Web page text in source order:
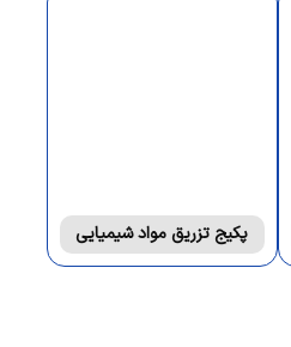
پکیج تزریق مواد شیمیایی